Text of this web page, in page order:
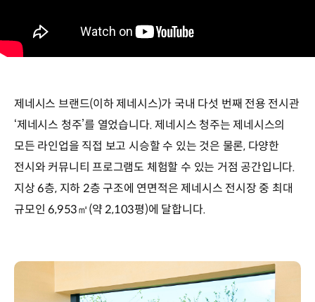
제네시스 브랜드(이하 제네시스)가 국내 다섯 번째 전용 전시관
‘제네시스 청주’를 열었습니다. 제네시스 청주는 제네시스의
모든 라인업을 직접 보고 시승할 수 있는 것은 물론, 다양한
전시와 커뮤니티 프로그램도 체험할 수 있는 거점 공간입니다.
지상 6층, 지하 2층 구조에 연면적은 제네시스 전시장 중 최대
규모인 6,953㎡(약 2,103평)에 달합니다.